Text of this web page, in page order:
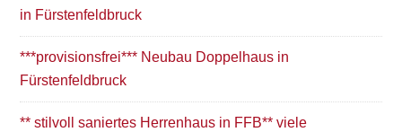
in Fürstenfeldbruck
***provisionsfrei*** Neubau Doppelhaus in
Fürstenfeldbruck
** stilvoll saniertes Herrenhaus in FFB** viele